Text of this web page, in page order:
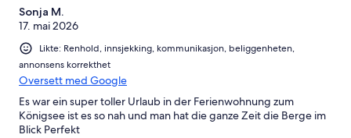
Sonja M.
17. mai 2026
Likte: Renhold, innsjekking, kommunikasjon, beliggenheten,
annonsens korrekthet
Oversett med Google
Es war ein super toller Urlaub in der Ferienwohnung zum
Königsee ist es so nah und man hat die ganze Zeit die Berge im
Blick Perfekt